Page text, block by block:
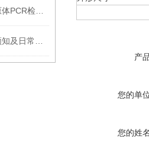
产
您的单
您的姓